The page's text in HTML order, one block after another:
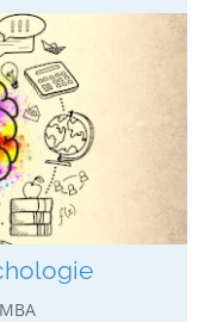
in Arbeits-,